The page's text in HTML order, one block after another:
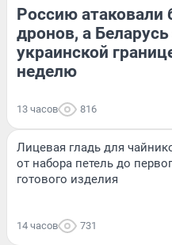
Россию атаковали
дронов, а
украинской
неделю
13 часов 816
Лицевая гладь для
от набора петель до
готового изделия
14 часов 731